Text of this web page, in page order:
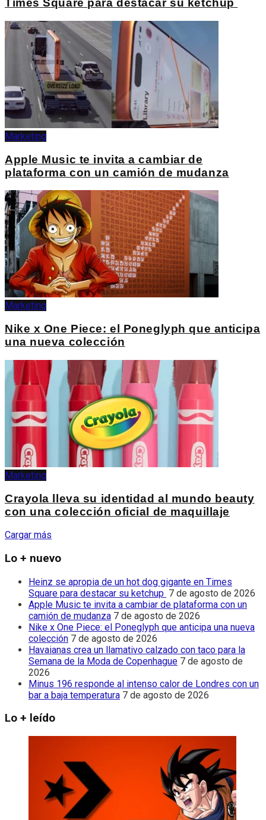
Times Square para destacar su ketchup
Marketing
Apple Music te invita a cambiar de
plataforma con un camión de mudanza
Marketing
Nike x One Piece: el Poneglyph que anticipa
una nueva colección
Marketing
Crayola lleva su identidad al mundo beauty
con una colección oficial de maquillaje
Cargar más
Lo + nuevo
Heinz se apropia de un hot dog gigante en Times
Square para destacar su ketchup 7 de agosto de 2026
Apple Music te invita a cambiar de plataforma con un
camión de mudanza 7 de agosto de 2026
Nike x One Piece: el Poneglyph que anticipa una nueva
colección 7 de agosto de 2026
Havaianas crea un llamativo calzado con taco para la
Semana de la Moda de Copenhague 7 de agosto de
2026
Minus 196 responde al intenso calor de Londres con un
bar a baja temperatura 7 de agosto de 2026
Lo + leído